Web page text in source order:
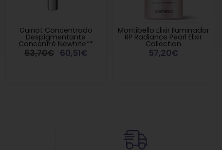
Guinot Concentrado
Despigmentante
Concentré Newhite**
63,70€ 60,51€
Montibello Elixir Iluminador
RP Radiance Pearl Elixir
Collection
57,20€